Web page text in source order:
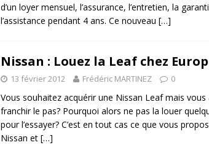
d’un loyer mensuel, l’assurance, l’entretien, la
l’assistance pendant 4 ans. Ce nouveau […]
Nissan : Louez la Leaf chez
13 février 2012 Frédéric MARTINEZ 0
Vous souhaitez acquérir une Nissan Leaf mais vous
franchir le pas? Pourquoi alors ne pas la louer
pour l’essayer? C’est en tout cas ce que vous
Nissan et […]